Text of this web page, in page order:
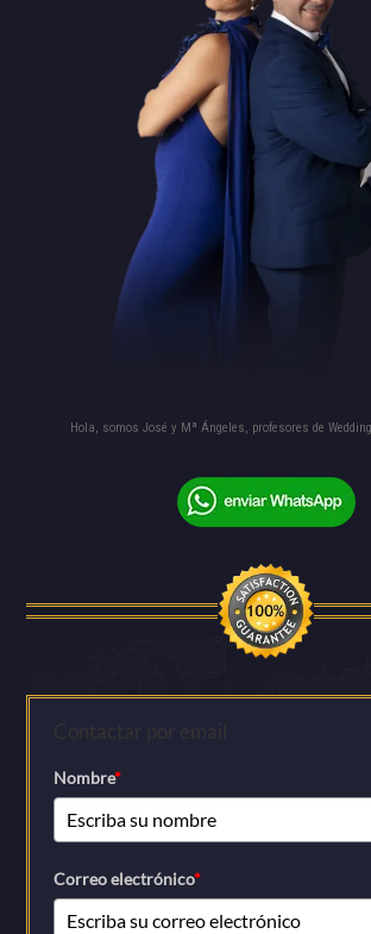
Hola, somos José y Mª Ángeles, profesores de
Nombre*
Correo electrónico*